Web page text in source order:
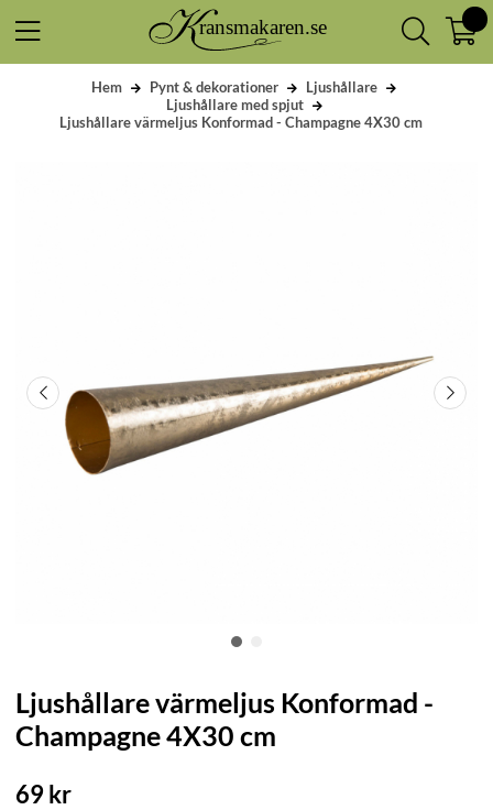
Hem Pynt & dekorationer
Ljushållare
Ljushållare med spjut
Ljushållare värmeljus Konformad - Champagne 4X30 cm
Ljushållare värmeljus Konformad -
Champagne 4X30 cm
69kr